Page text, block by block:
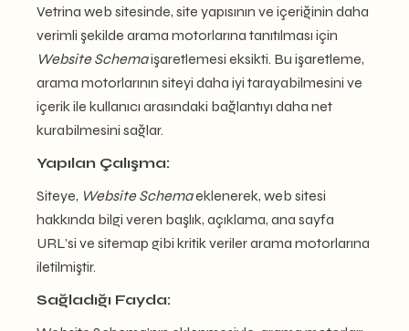
Vetrina web sitesinde, site yapısının ve içeriğinin daha
verimli şekilde arama motorlarına tanıtılması için
Website Schemaişaretlemesi eksikti. Bu işaretleme,
arama motorlarının siteyi daha iyi tarayabilmesini ve
içerik ile kullanıcı arasındaki bağlantıyı daha net
kurabilmesini sağlar.
Yapılan Çalışma:
Siteye, Website Schemaeklenerek, web sitesi
hakkında bilgi veren başlık, açıklama, ana sayfa
URL’si ve sitemap gibi kritik veriler arama motorlarına
iletilmiştir.
Sağladığı Fayda: